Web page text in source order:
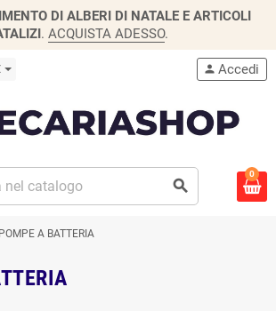
DI ALBERI DI NATALE E ARTICOLI
. ACQUISTA ADESSO.
search
person Accedi
0
POMPE A BATTERIA